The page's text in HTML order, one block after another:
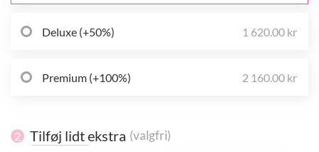
Deluxe (+50%) 1 620.00 kr
Premium (+100%) 2 160.00 kr
2 Tilføj lidt ekstra (valgfri)